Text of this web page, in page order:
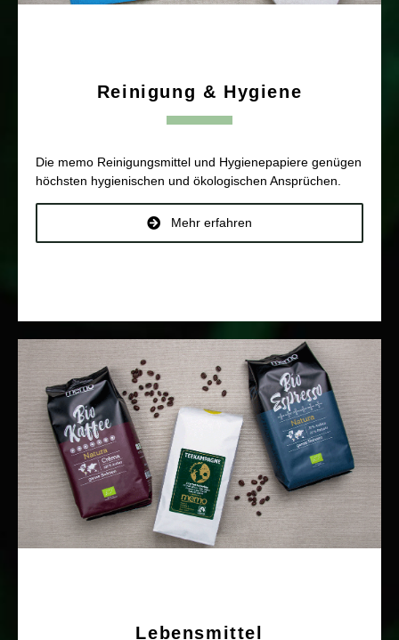
Reinigung & Hygiene
Die memo Reinigungsmittel und Hygienepapiere genügen
höchsten hygienischen und ökologischen Ansprüchen.
Mehr erfahren
Lebensmittel